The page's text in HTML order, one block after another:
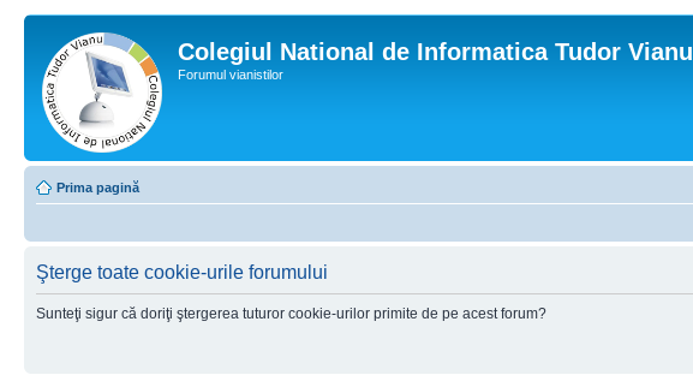
Colegiul National de Informatica Tudor Vianu
Forumul vianistilor
Prima pagină
Şterge toate cookie-urile forumului
Sunteţi sigur că doriţi ştergerea tuturor cookie-urilor primite de pe acest forum?